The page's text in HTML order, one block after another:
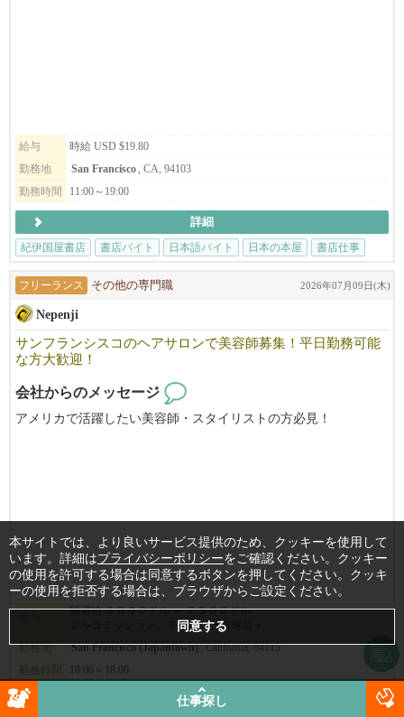
給与
時給 USD $19.80
勤務地
San Francisco , CA, 94103
勤務時間
11:00～19:00
詳細
紀伊国屋書店
書店バイト 日本語バイト 日本の本屋 書店仕事
フリーランス その他の専門職 2026年07月09日(木)
Nepenji
サンフランシスコのヘアサロンで美容師募集！平日勤務可能
な方大歓迎！
会社からのメッセージ
アメリカで活躍したい美容師・スタイリストの方必見！
マネージャとして力を発揮でできる方を募集いたします。
スタイリストも募集します。
フリーや飛び込みのお客様が大変多く、
すぐに稼げるようになりますよ。
まずはお気軽にご応募ください！
※必ず履歴書を添付の上ご応募ください。書類審査の上ご連絡さ
せて頂きます。
隔週給 ３０００ドル ～ ７５００ドル
フルコミッション、またはベース保証＋...
勤務地
San Francisco (Japantown), California, 94115
10:00～18:00
詳細
仕事探し
本サイトでは、より良いサービス提供のため、クッキーを使用して
います。詳細はプライバシーポリシーをご確認ください。クッキー
の使用を許可する場合は同意するボタンを押してください。クッキ
ーの使用を拒否する場合は、ブラウザからご設定ください。